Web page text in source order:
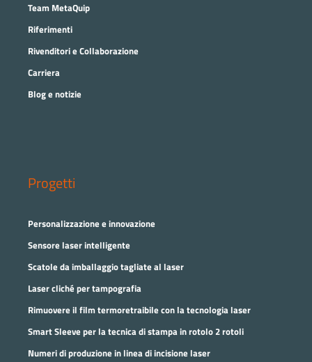
Team MetaQuip
Riferimenti
Rivenditori e Collaborazione
Carriera
Blog e notizie
Progetti
Personalizzazione e innovazione
Sensore laser intelligente
Scatole da imballaggio tagliate al laser
Laser cliché per tampografia
Rimuovere il film termoretraibile con la tecnologia laser
Smart Sleeve per la tecnica di stampa in rotolo 2 rotoli
Numeri di produzione in linea di incisione laser